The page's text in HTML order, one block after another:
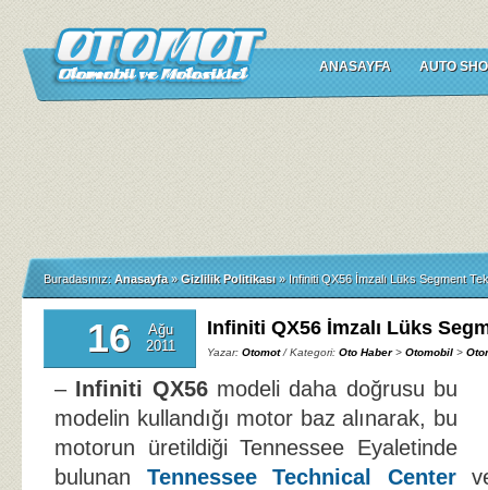
ANASAYFA AUTO
Buradasınız: Anasayfa » Gizlilik Politikası » Infiniti QX56 İmzalı Lüks Segment
16
Ağu
2011
Infiniti QX56 İmzalı Lüks
Yazar: Otomot/ Kategori: Oto Haber> Otomobil >
– Infiniti QX56modeli daha doğrusu bu
modelin kullandığı motor baz alınarak, bu
motorun üretildiği Tennessee Eyaletinde
bulunan Tennessee Technical Center